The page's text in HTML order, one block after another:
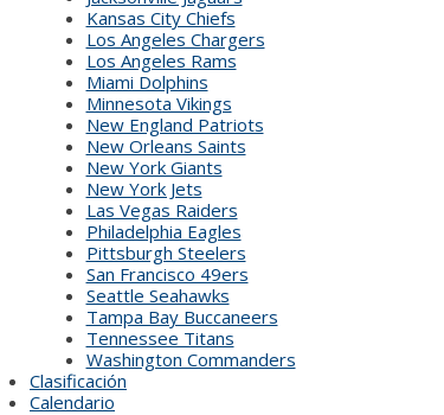
Kansas City Chiefs
Los Angeles Chargers
Los Angeles Rams
Miami Dolphins
Minnesota Vikings
New England Patriots
New Orleans Saints
New York Giants
New York Jets
Las Vegas Raiders
Philadelphia Eagles
Pittsburgh Steelers
San Francisco 49ers
Seattle Seahawks
Tampa Bay Buccaneers
Tennessee Titans
Washington Commanders
Clasificación
Calendario